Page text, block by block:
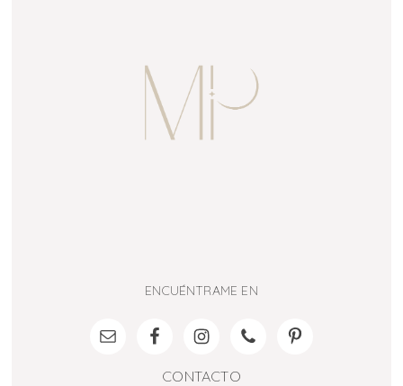
ENCUÉNTRAME EN
CONTACTO